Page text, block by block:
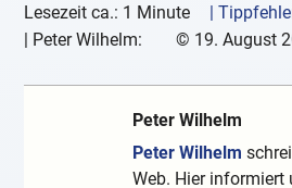
Lesezeit ca.: 1 Minute
|
| Peter Wilhelm: © 19. August
Peter Wilhelm
Peter Wilhelm
Web. Hier informiert